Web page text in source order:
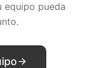
equipo pueda